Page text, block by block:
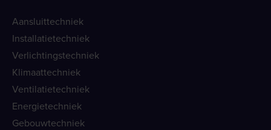
Aansluittechniek
Installatietechniek
Verlichtingstechniek
Klimaattechniek
Ventilatietechniek
Energietechniek
Gebouwtechniek